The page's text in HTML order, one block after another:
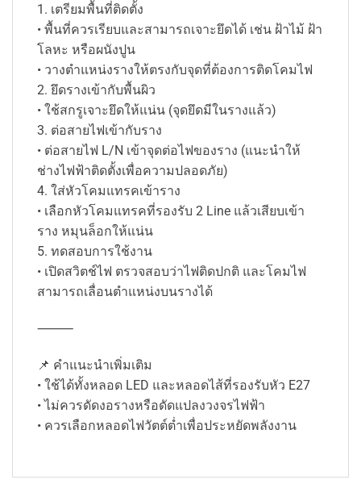
1. เตรียมพื้นที่ติดตั้ง
• พื้นที่ควรเรียบและสามารถเจาะยึดได้ เช่น ฝ้าไม้ ฝ้า
โลหะ หรือผนังปูน
• วางตำแหน่งรางให้ตรงกับจุดที่ต้องการติดโคมไฟ
2. ยึดรางเข้ากับพื้นผิว
• ใช้สกรูเจาะยึดให้แน่น (จุดยึดมีในรางแล้ว)
3. ต่อสายไฟเข้ากับราง
• ต่อสายไฟ L/N เข้าจุดต่อไฟของราง (แนะนำให้
ช่างไฟฟ้าติดตั้งเพื่อความปลอดภัย)
4. ใส่หัวโคมแทรคเข้าราง
• เลือกหัวโคมแทรคที่รองรับ 2 Line แล้วเสียบเข้า
ราง หมุนล็อกให้แน่น
5. ทดสอบการใช้งาน
• เปิดสวิตช์ไฟ ตรวจสอบว่าไฟติดปกติ และโคมไฟ
สามารถเลื่อนตำแหน่งบนรางได้
⸻
📌 คำแนะนำเพิ่มเติม
• ใช้ได้ทั้งหลอด LED และหลอดไส้ที่รองรับหัว E27
• ไม่ควรดัดงอรางหรือดัดแปลงวงจรไฟฟ้า
• ควรเลือกหลอดไฟวัตต์ต่ำเพื่อประหยัดพลังงาน